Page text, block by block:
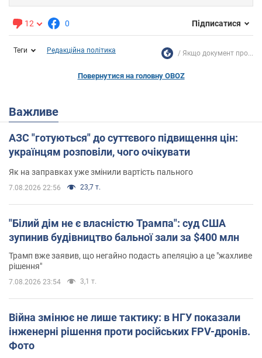
12 0 Підписатися
Теги Редакційна політика Якщо документ про...
Повернутися на головну OBOZ
Важливе
АЗС "готуються" до суттєвого підвищення цін:
українцям розповіли, чого очікувати
Як на заправках уже змінили вартість пального
7.08.2026 22:56 23,7 т.
"Білий дім не є власністю Трампа": суд США
зупинив будівництво бальної зали за $400 млн
Трамп вже заявив, що негайно подасть апеляцію а це "жахливе
рішення"
7.08.2026 23:54 3,1 т.
Війна змінює не лише тактику: в НГУ показали
інженерні рішення проти російських FPV-дронів.
Фото